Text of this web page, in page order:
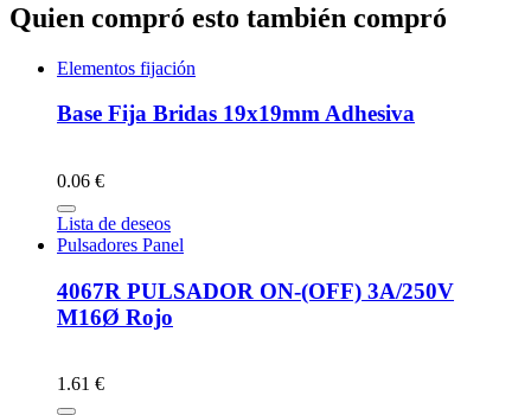
Quien compró esto también compró
Elementos fijación
Base Fija Bridas 19x19mm Adhesiva
0.06 €
Lista de deseos
Pulsadores Panel
4067R PULSADOR ON-(OFF) 3A/250V
M16Ø Rojo
1.61 €